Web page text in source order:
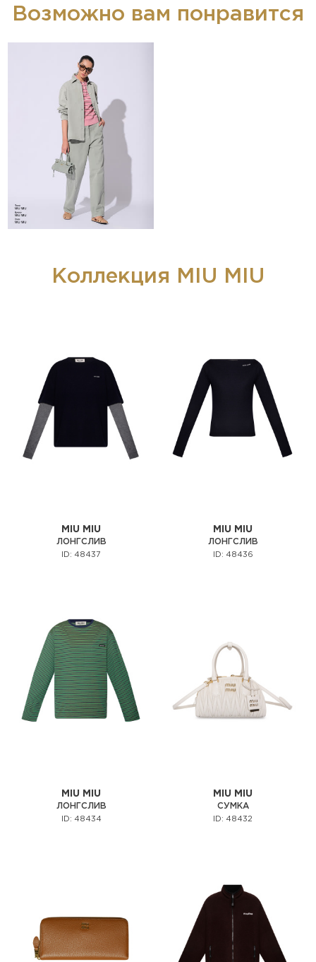
Возможно вам понравится
Коллекция MIU MIU
MIU MIU
ЛОНГСЛИВ
ID: 48437
MIU MIU
ЛОНГСЛИВ
ID: 48436
MIU MIU
ЛОНГСЛИВ
ID: 48434
MIU MIU
СУМКА
ID: 48432